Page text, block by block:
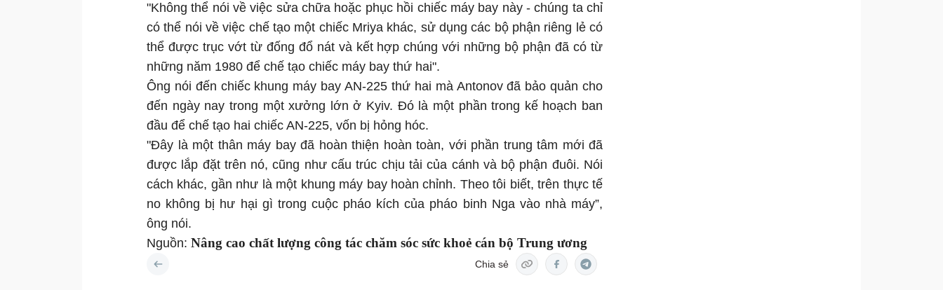
"Không thể nói về việc sửa chữa hoặc phục hồi chiếc máy bay này - chúng ta chỉ
có thể nói về việc chế tạo một chiếc Mriya khác, sử dụng các bộ phận riêng lẻ có
thể được trục vớt từ đống đổ nát và kết hợp chúng với những bộ phận đã có từ
những năm 1980 để chế tạo chiếc máy bay thứ hai".
Ông nói đến chiếc khung máy bay AN-225 thứ hai mà Antonov đã bảo quản cho
đến ngày nay trong một xưởng lớn ở Kyiv. Đó là một phần trong kế hoạch ban
đầu để chế tạo hai chiếc AN-225, vốn bị hỏng hóc.
"Đây là một thân máy bay đã hoàn thiện hoàn toàn, với phần trung tâm mới đã
được lắp đặt trên nó, cũng như cấu trúc chịu tải của cánh và bộ phận đuôi. Nói
cách khác, gần như là một khung máy bay hoàn chỉnh. Theo tôi biết, trên thực tế
no không bị hư hại gì trong cuộc pháo kích của pháo binh Nga vào nhà máy”,
ông nói.
Nguồn: Nâng cao chất lượng công tác chăm sóc sức khoẻ cán bộ Trung ương
Chia sẻ